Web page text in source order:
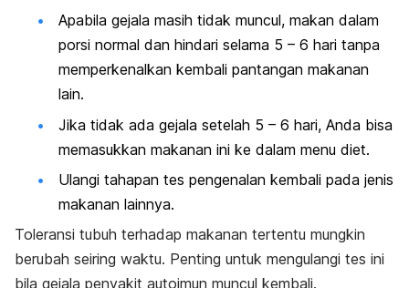
Apabila gejala masih tidak muncul, makan dalam
porsi normal dan hindari selama 5 – 6 hari tanpa
memperkenalkan kembali pantangan makanan
lain.
Jika tidak ada gejala setelah 5 – 6 hari, Anda bisa
memasukkan makanan ini ke dalam menu diet.
Ulangi tahapan tes pengenalan kembali pada jenis
makanan lainnya.
Toleransi tubuh terhadap makanan tertentu mungkin
berubah seiring waktu. Penting untuk mengulangi tes ini
bila gejala penyakit autoimun muncul kembali.